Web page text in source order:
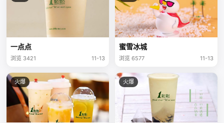
一点点
浏览 3421 11-13
蜜雪冰城
浏览 6577 11-13
火爆 火爆